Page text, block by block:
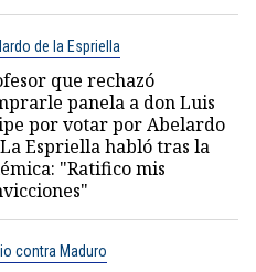
de la Espriella
que rechazó
panela a don Luis
por votar por Abelardo
Espriella habló tras la
"Ratifico mis
contra Maduro